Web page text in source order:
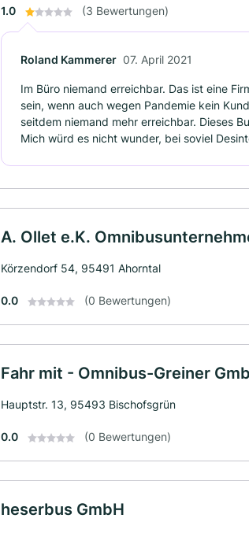
1.0 (3 Bewertungen)
Roland Kammerer 07. April 2021
Im Büro niemand erreichbar. Das ist eine
sein, wenn auch wegen Pandemie kein
seitdem niemand mehr erreichbar. Dieses
Mich würd es nicht wunder, bei soviel
A. Ollet e.K.
Körzendorf 54, 95491 Ahorntal
0.0 (0 Bewertungen)
Fahr mit - Omnibus-Greiner
Hauptstr. 13, 95493 Bischofsgrün
0.0 (0 Bewertungen)
heserbus GmbH